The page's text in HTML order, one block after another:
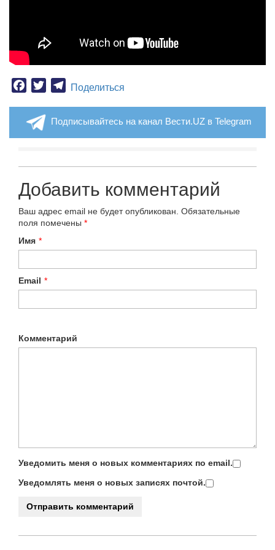
Facebook
TwitterTelegram
Поделиться
Подписывайтесь на канал Вести.UZ в Telegram
Добавить комментарий
Ваш адрес email не будет опубликован. Обязательные
поля помечены *
Имя *
Email *
Комментарий
Уведомить меня о новых комментариях по email.
Уведомлять меня о новых записях почтой.